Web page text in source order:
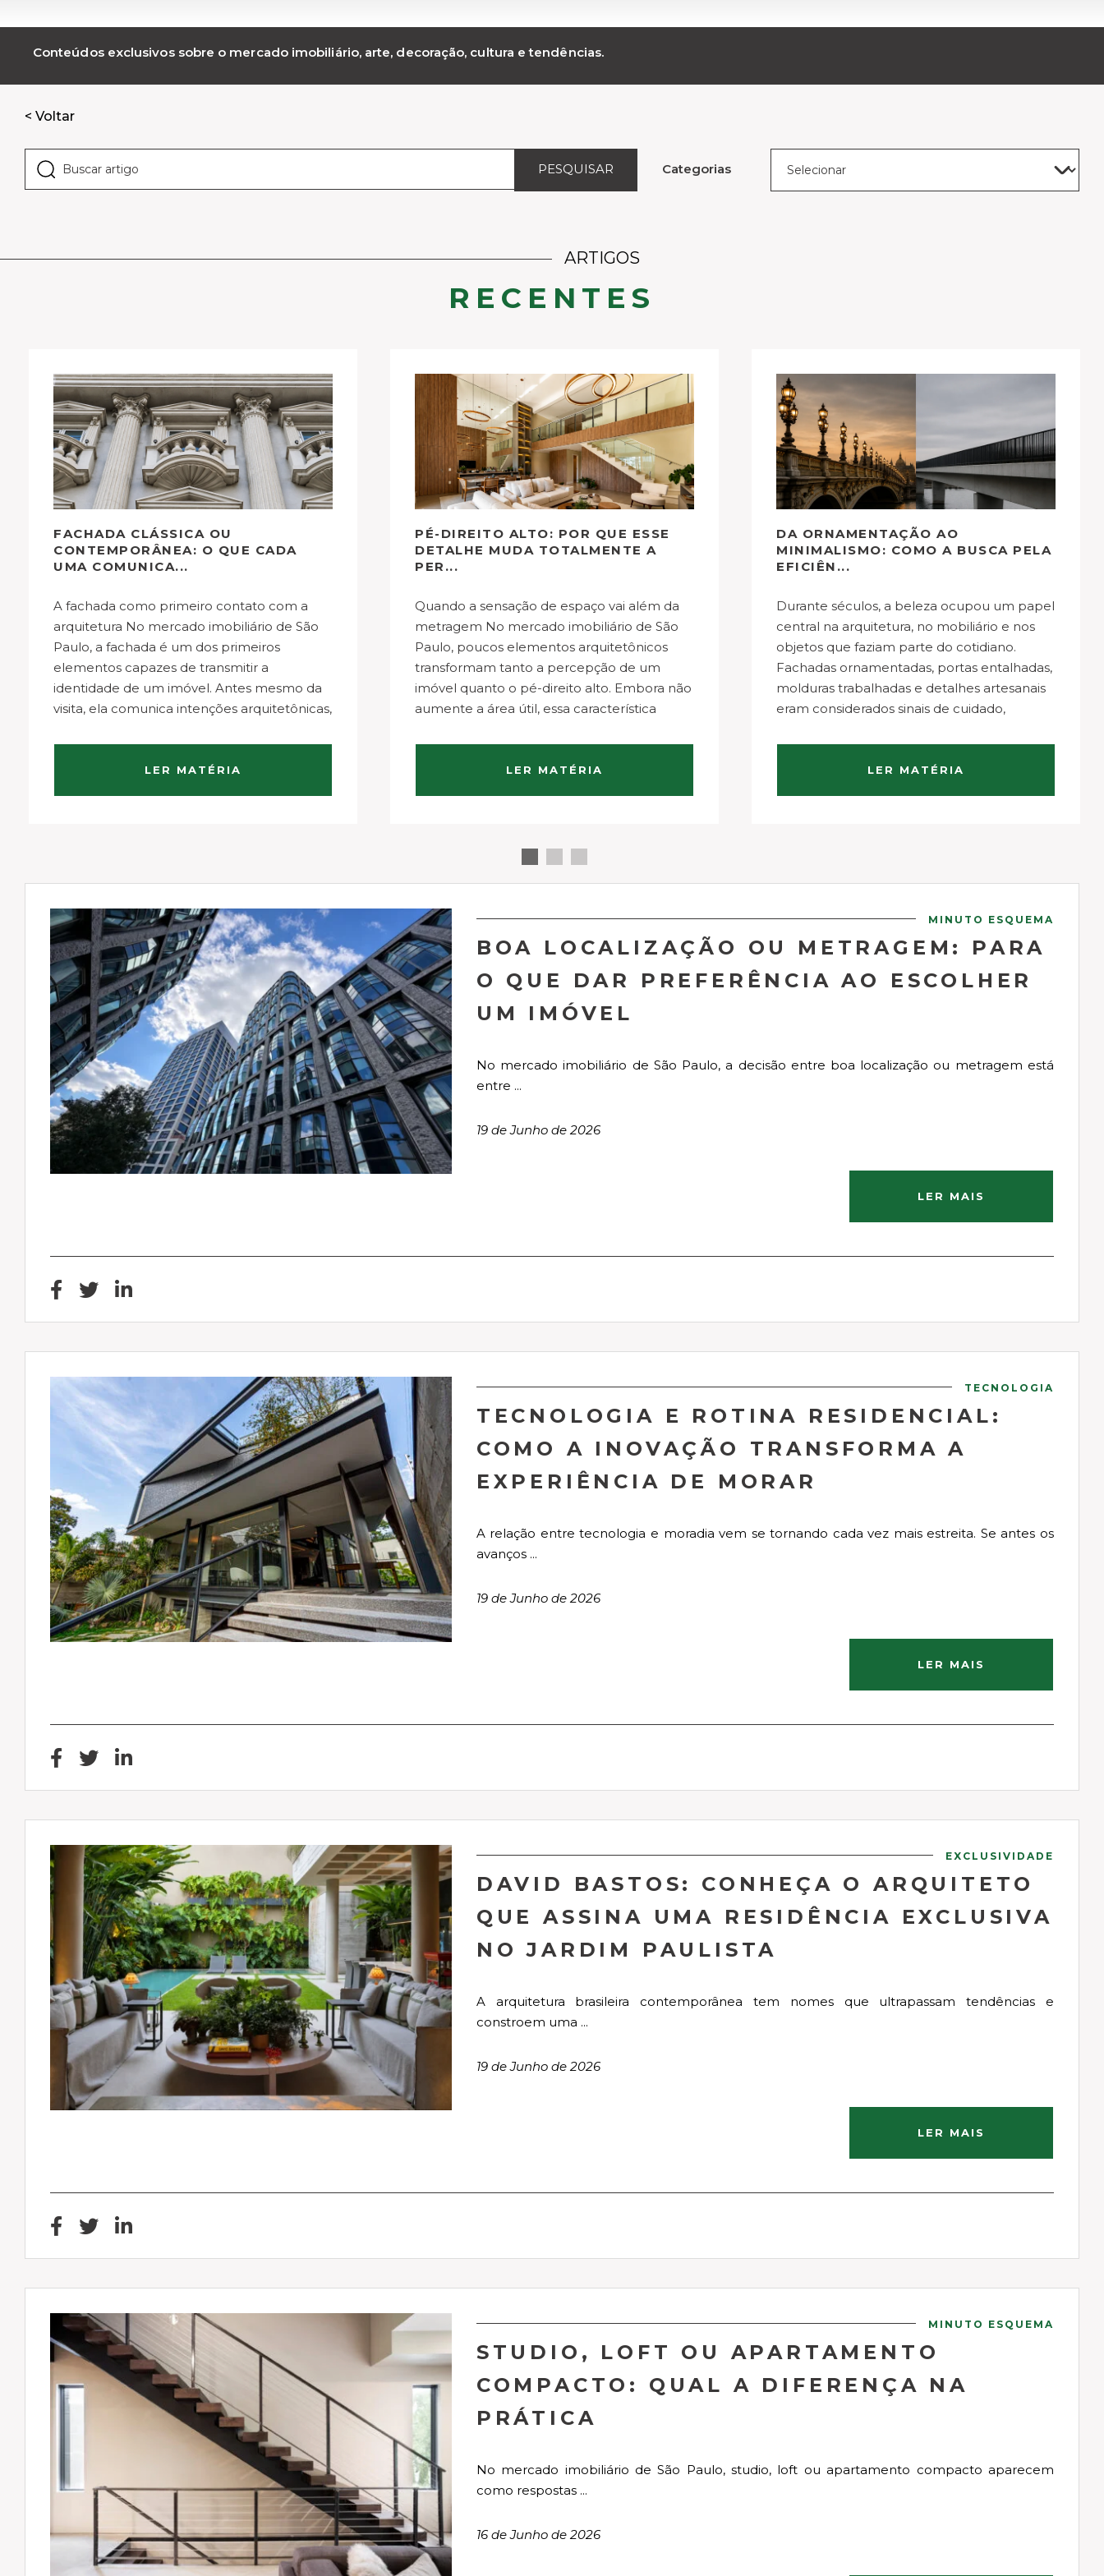
Conteúdos exclusivos sobre o mercado imobiliário, arte, decoração, cultura e tendências.
< Voltar
PESQUISAR Categorias
ARTIGOS
RECENTES
FACHADA CLÁSSICA OU
CONTEMPORÂNEA: O QUE CADA
UMA COMUNICA...
A fachada como primeiro contato com a
arquitetura No mercado imobiliário de São
Paulo, a fachada é um dos primeiros
elementos capazes de transmitir a
identidade de um imóvel. Antes mesmo da
visita, ela comunica intenções arquitetônicas,
bairros como Jardim Europa, Jardim
América e Cidade Jardim, é possível
LER MATÉRIA
PÉ-DIREITO ALTO: POR QUE ESSE
DETALHE MUDA TOTALMENTE A
PER...
Quando a sensação de espaço vai além da
metragem No mercado imobiliário de São
Paulo, poucos elementos arquitetônicos
transformam tanto a percepção de um
imóvel quanto o pé-direito alto. Embora não
aumente a área útil, essa característica
entrada de luz natural e cria uma sensação
de conforto difícil de reproduzir apenas com
LER MATÉRIA
DA ORNAMENTAÇÃO AO
MINIMALISMO: COMO A BUSCA PELA
EFICIÊN...
Durante séculos, a beleza ocupou um papel
central na arquitetura, no mobiliário e nos
objetos que faziam parte do cotidiano.
Fachadas ornamentadas, portas entalhadas,
molduras trabalhadas e detalhes artesanais
eram considerados sinais de cuidado,
porém, basta caminhar por qualquer grande
cidade para perceber uma realidade
LER MATÉRIA
MINUTO ESQUEMA
BOA LOCALIZAÇÃO OU METRAGEM: PARA
O QUE DAR PREFERÊNCIA AO ESCOLHER
UM IMÓVEL
No mercado imobiliário de São Paulo, a decisão entre boa localização ou metragem está
entre ...
19 de Junho de 2026
LER MAIS
TECNOLOGIA
TECNOLOGIA E ROTINA RESIDENCIAL:
COMO A INOVAÇÃO TRANSFORMA A
EXPERIÊNCIA DE MORAR
A relação entre tecnologia e moradia vem se tornando cada vez mais estreita. Se antes os
avanços ...
19 de Junho de 2026
LER MAIS
EXCLUSIVIDADE
DAVID BASTOS: CONHEÇA O ARQUITETO
QUE ASSINA UMA RESIDÊNCIA EXCLUSIVA
NO JARDIM PAULISTA
A arquitetura brasileira contemporânea tem nomes que ultrapassam tendências e
constroem uma ...
19 de Junho de 2026
LER MAIS
MINUTO ESQUEMA
STUDIO, LOFT OU APARTAMENTO
COMPACTO: QUAL A DIFERENÇA NA
PRÁTICA
No mercado imobiliário de São Paulo, studio, loft ou apartamento compacto aparecem
como respostas ...
16 de Junho de 2026